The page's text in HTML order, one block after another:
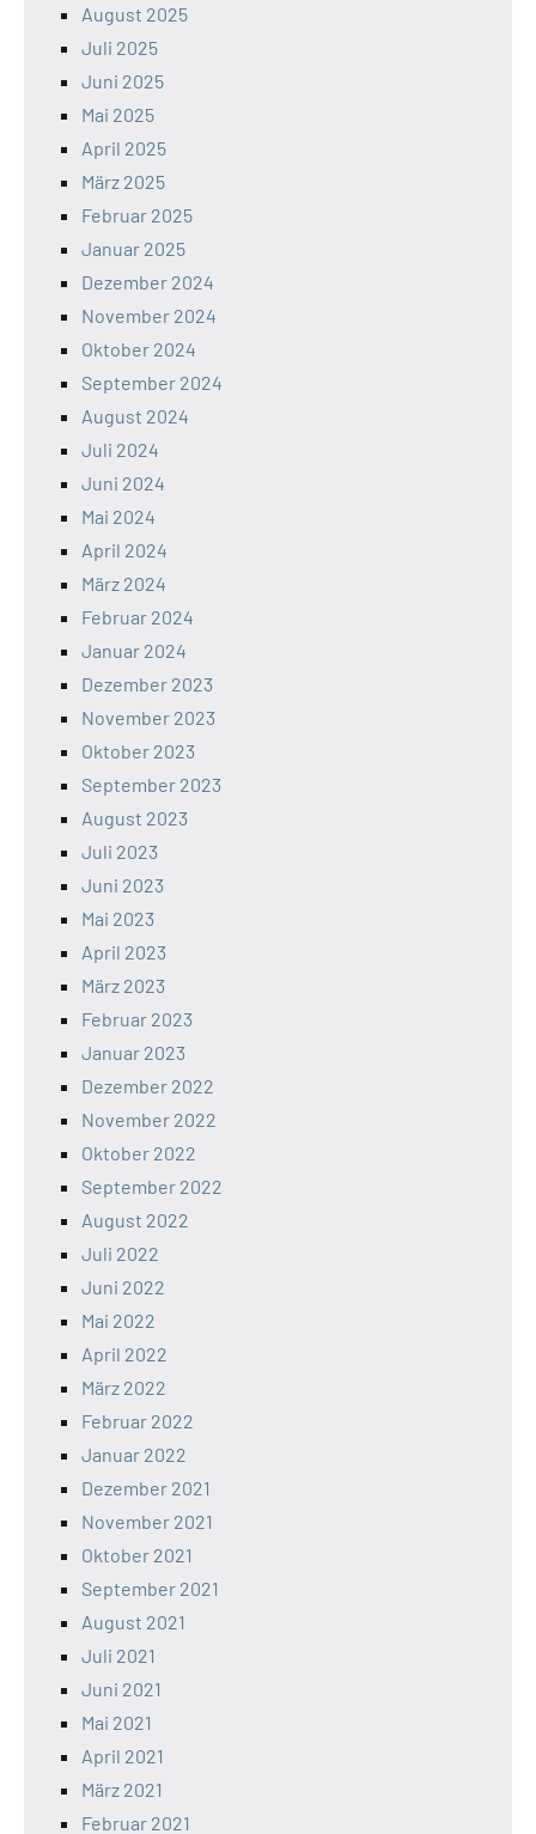
August 2025
Juli 2025
Juni 2025
Mai 2025
April 2025
März 2025
Februar 2025
Januar 2025
Dezember 2024
November 2024
Oktober 2024
September 2024
August 2024
Juli 2024
Juni 2024
Mai 2024
April 2024
März 2024
Februar 2024
Januar 2024
Dezember 2023
November 2023
Oktober 2023
September 2023
August 2023
Juli 2023
Juni 2023
Mai 2023
April 2023
März 2023
Februar 2023
Januar 2023
Dezember 2022
November 2022
Oktober 2022
September 2022
August 2022
Juli 2022
Juni 2022
Mai 2022
April 2022
März 2022
Februar 2022
Januar 2022
Dezember 2021
November 2021
Oktober 2021
September 2021
August 2021
Juli 2021
Juni 2021
Mai 2021
April 2021
März 2021
Februar 2021